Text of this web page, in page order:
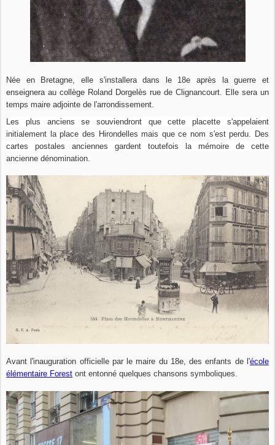
Née en Bretagne, elle s'installera dans le 18e après la guerre et
enseignera au collège Roland Dorgelès rue de Clignancourt. Elle sera un
temps maire adjointe de l'arrondissement.
Les plus anciens se souviendront que cette placette s'appelaient
initialement la place des Hirondelles mais que ce nom s'est perdu. Des
cartes postales anciennes gardent toutefois la mémoire de cette
ancienne dénomination.
Avant l'inauguration officielle par le maire du 18e, des enfants de l'école
élémentaire Forest ont entonné quelques chansons symboliques.